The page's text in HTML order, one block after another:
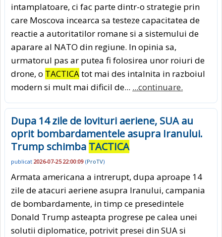
intamplatoare, ci fac parte dintr-o strategie prin
care Moscova incearca sa testeze capacitatea de
reactie a autoritatilor romane si a sistemului de
aparare al NATO din regiune. In opinia sa,
urmatorul pas ar putea fi folosirea unor roiuri de
drone, o TACTICAtot mai des intalnita in razboiul
modern si mult mai dificil de... ...continuare.
Dupa 14 zile de lovituri aeriene, SUA au
oprit bombardamentele asupra Iranului.
Trump schimba TACTICA
publicat 2026-07-25 22:00:09 (ProTV)
Armata americana a intrerupt, dupa aproape 14
zile de atacuri aeriene asupra Iranului, campania
de bombardamente, in timp ce presedintele
Donald Trump asteapta progrese pe calea unei
solutii diplomatice, potrivit presei din SUA si